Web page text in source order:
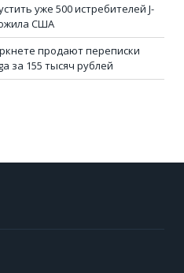
уже 500 истребителей J-
США
продают переписки
за 155 тысяч рублей